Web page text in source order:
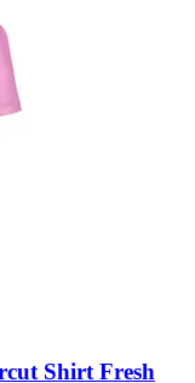
Shirt Fresh